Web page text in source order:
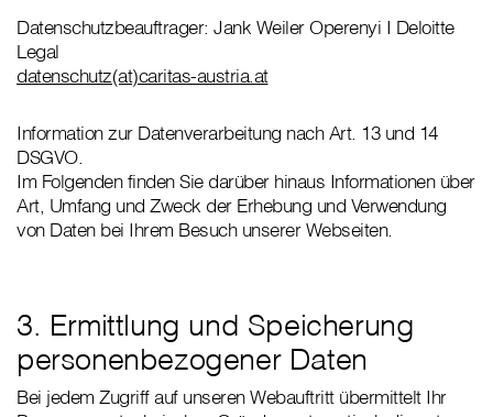
Datenschutzbeauftrager: Jank Weiler Operenyi I Deloitte
Legal
datenschutz(at)caritas-austria.at
Information zur Datenverarbeitung nach Art. 13 und 14
DSGVO.
Im Folgenden finden Sie darüber hinaus Informationen über
Art, Umfang und Zweck der Erhebung und Verwendung
von Daten bei Ihrem Besuch unserer Webseiten.
3. Ermittlung und Speicherung
personenbezogener Daten
Bei jedem Zugriff auf unseren Webauftritt übermittelt Ihr